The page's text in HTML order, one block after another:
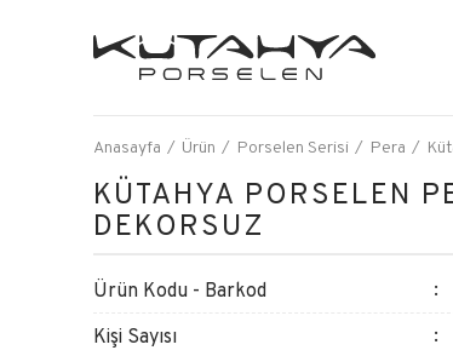
Anasayfa Ürün Porselen Serisi Pera
KÜTAHYA PORSELEN
DEKORSUZ
Ürün Kodu - Barkod
Kişi Sayısı